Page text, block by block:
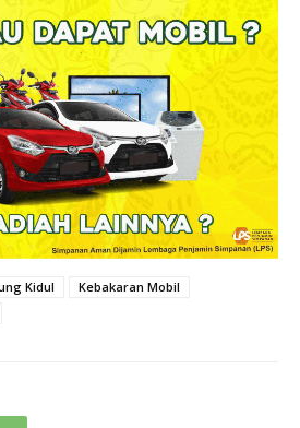
Kidul
Kebakaran Mobil